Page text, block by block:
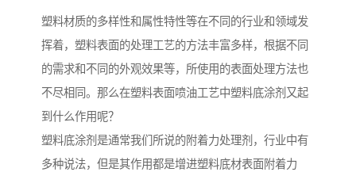
塑料材质的多样性和属性特性等在不同的行业和领域发
挥着，塑料表面的处理工艺的方法丰富多样，根据不同
的需求和不同的外观效果等，所使用的表面处理方法也
不尽相同。那么在塑料表面喷油工艺中塑料底涂剂又起
到什么作用呢？
塑料底涂剂是通常我们所说的附着力处理剂，行业中有
多种说法，但是其作用都是增进塑料底材表面附着力